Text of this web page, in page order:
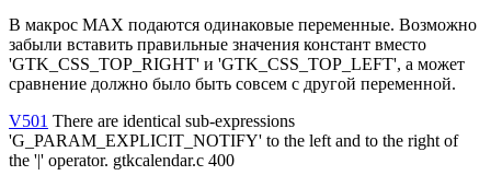
В макрос MAX подаются одинаковые переменные. Возможно
забыли вставить правильные значения констант вместо
'GTK_CSS_TOP_RIGHT' и 'GTK_CSS_TOP_LEFT', а может
сравнение должно было быть совсем с другой переменной.
V501 There are identical sub-expressions
'G_PARAM_EXPLICIT_NOTIFY' to the left and to the right of
the '|' operator. gtkcalendar.c 400